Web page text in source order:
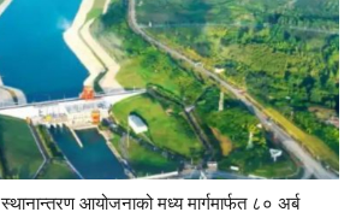
आयोजनाको मध्य मार्गमार्फत ८० अर्ब